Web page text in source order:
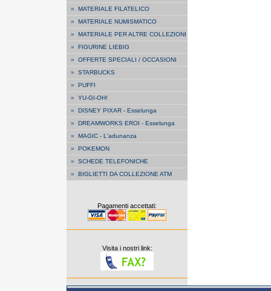
» MATERIALE FILATELICO
» MATERIALE NUMISMATICO
» MATERIALE PER ALTRE COLLEZIONI
» FIGURINE LIEBIG
» OFFERTE SPECIALI / OCCASIONI
» STARBUCKS
» PUFFI
» YU-GI-OH!
» DISNEY PIXAR - Esselunga
» DREAMWORKS EROI - Esselunga
» MAGIC - L'adunanza
» POKEMON
» SCHEDE TELEFONICHE
» BIGLIETTI DA COLLEZIONE ATM
Pagamenti accettati:
Visita i nostri link: